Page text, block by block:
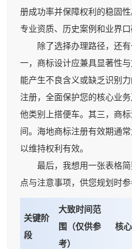
册成功率并保障权利的稳固
专业资质、历史案例和业界口
除了选择办理路径，还有
一，商标设计应兼具显著性
能产生不良含义或缺乏识别
注册，全面保护您的核心业
他类别上搭便车。其三，商
间。海地商标注册有效期通
以维持权利有效。
最后，我想用一张表格简
点与注意事项，供您规划时参
关键阶
段
大致时间范
围（仅供参
考）
核